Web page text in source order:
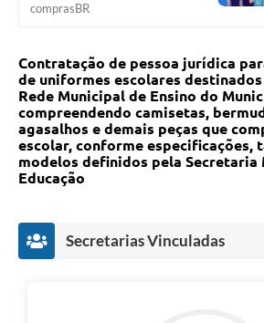
Covid -19 em Serro
Links
Audiências Públicas
Galeria de Fotos
Galeria de Vídeos
Diário Oficial
comprasBR
Contratação de pessoa jurídica
de uniformes escolares destinados
Rede Municipal de Ensino do
compreendendo camisetas,
agasalhos e demais peças que
escolar, conforme especificações,
modelos definidos pela Secretaria
Educação
Secretarias Vinculadas